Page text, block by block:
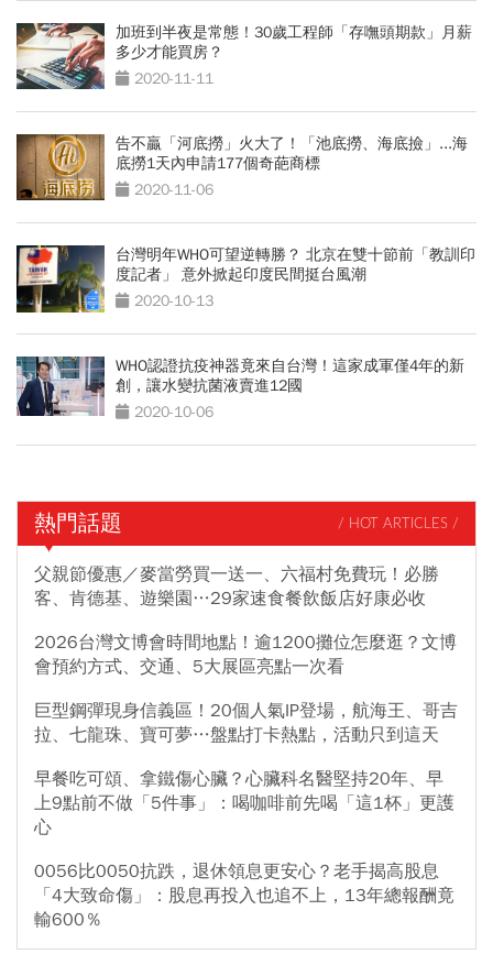
加班到半夜是常態！30歲工程師「存嘸頭期款」月薪
多少才能買房？
2020-11-11
告不贏「河底撈」火大了！「池底撈、海底撿」...海
底撈1天內申請177個奇葩商標
2020-11-06
台灣明年WHO可望逆轉勝？ 北京在雙十節前「教訓印
度記者」 意外掀起印度民間挺台風潮
2020-10-13
WHO認證抗疫神器竟來自台灣！這家成軍僅4年的新
創，讓水變抗菌液賣進12國
2020-10-06
熱門話題 / HOT ARTICLES /
父親節優惠／麥當勞買一送一、六福村免費玩！必勝
客、肯德基、遊樂園…29家速食餐飲飯店好康必收
2026台灣文博會時間地點！逾1200攤位怎麼逛？文博
會預約方式、交通、5大展區亮點一次看
巨型鋼彈現身信義區！20個人氣IP登場，航海王、哥吉
拉、七龍珠、寶可夢…盤點打卡熱點，活動只到這天
早餐吃可頌、拿鐵傷心臟？心臟科名醫堅持20年、早
上9點前不做「5件事」：喝咖啡前先喝「這1杯」更護
心
0056比0050抗跌，退休領息更安心？老手揭高股息
「4大致命傷」：股息再投入也追不上，13年總報酬竟
輸600％